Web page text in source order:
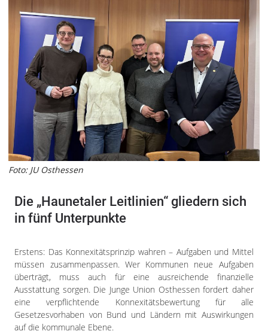
Foto: JU Osthessen
Die „Haunetaler Leitlinien“ gliedern sich
in fünf Unterpunkte
Erstens: Das Konnexitätsprinzip wahren – Aufgaben und Mittel
müssen zusammenpassen. Wer Kommunen neue Aufgaben
überträgt, muss auch für eine ausreichende finanzielle
Ausstattung sorgen. Die Junge Union Osthessen fordert daher
eine verpflichtende Konnexitätsbewertung für alle
Gesetzesvorhaben von Bund und Ländern mit Auswirkungen
auf die kommunale Ebene.